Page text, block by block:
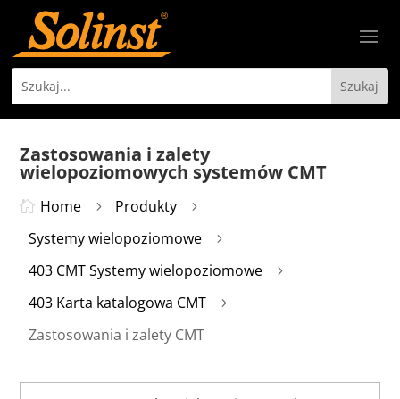
Zastosowania i zalety
wielopoziomowych systemów CMT
 Home 5 Produkty 5
Systemy wielopoziomowe 5
403 CMT Systemy wielopoziomowe 5
403 Karta katalogowa CMT 5
Zastosowania i zalety CMT